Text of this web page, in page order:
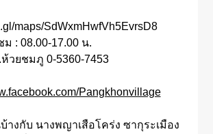
maps/SdWxmHwfVh5EvrsD8
ม : 08.00-17.00 น.
วยชมภู 0-5360-7453
Pangkhonvillage
างกับ นางพญาเสือโคร่ง ซากุระเมือง